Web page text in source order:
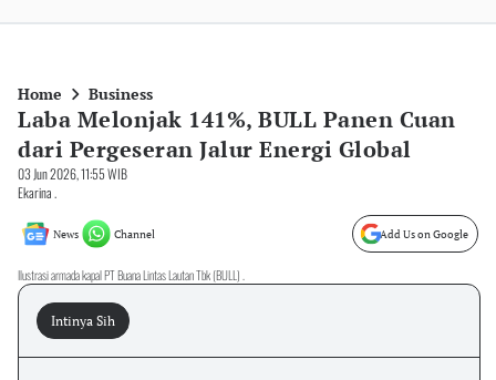
Home Business
Laba Melonjak 141%, BULL Panen Cuan
dari Pergeseran Jalur Energi Global
03 Jun 2026, 11:55 WIB
Ekarina .
News Channel Add Us on Google
Ilustrasi armada kapal PT Buana Lintas Lautan Tbk (BULL) .
Intinya Sih